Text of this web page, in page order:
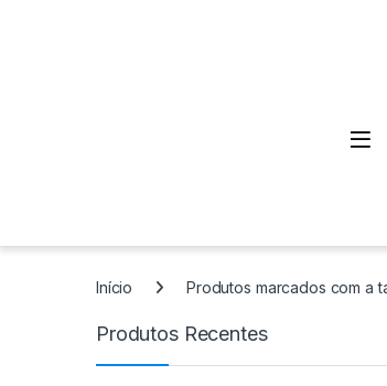
Início Produtos marcados com a
Produtos Recentes